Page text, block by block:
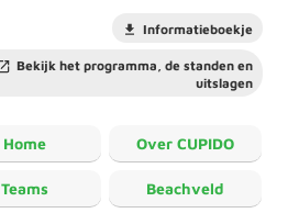
Informatieboekje
Bekijk het programma, de standen en
uitslagen
Home Over CUPIDO
Teams Beachveld